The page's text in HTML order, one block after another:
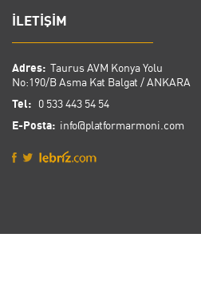
İLETİŞİM
Adres: Taurus AVM Konya Yolu
No:190/B Asma Kat Balgat / ANKARA
Tel: 0 533 443 54 54
E-Posta: info@platformarmoni.com